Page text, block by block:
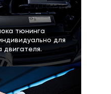
тюнинга
для
двигателя.